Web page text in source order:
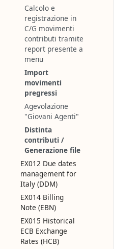
Calcolo e
registrazione in
C/G movimenti
contributi tramite
report presente a
menu
Import
movimenti
pregressi
Agevolazione
"Giovani Agenti"
Distinta
contributi /
Generazione file
EX012 Due dates
management for
Italy (DDM)
EX014 Billing
Note (EBN)
EX015 Historical
ECB Exchange
Rates (HCB)